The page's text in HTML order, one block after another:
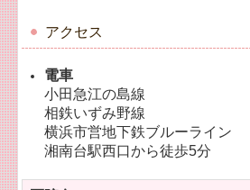
アクセス
電車
小田急江の島線
相鉄いずみ野線
横浜市営地下鉄ブルーライン
湘南台駅西口から徒歩5分